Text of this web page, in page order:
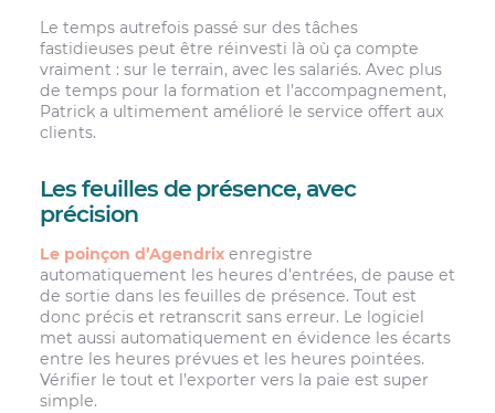
Le temps autrefois passé sur des tâches
fastidieuses peut être réinvesti là où ça compte
vraiment : sur le terrain, avec les salariés. Avec plus
de temps pour la formation et l’accompagnement,
Patrick a ultimement amélioré le service offert aux
clients.
Les feuilles de présence, avec
précision
Le poinçon d’Agendrixenregistre
automatiquement les heures d’entrées, de pause et
de sortie dans les feuilles de présence. Tout est
donc précis et retranscrit sans erreur. Le logiciel
met aussi automatiquement en évidence les écarts
entre les heures prévues et les heures pointées.
Vérifier le tout et l’exporter vers la paie est super
simple.